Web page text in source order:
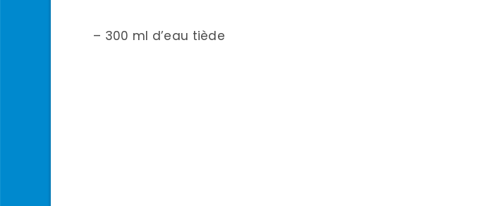
– 300 ml d’eau tiède